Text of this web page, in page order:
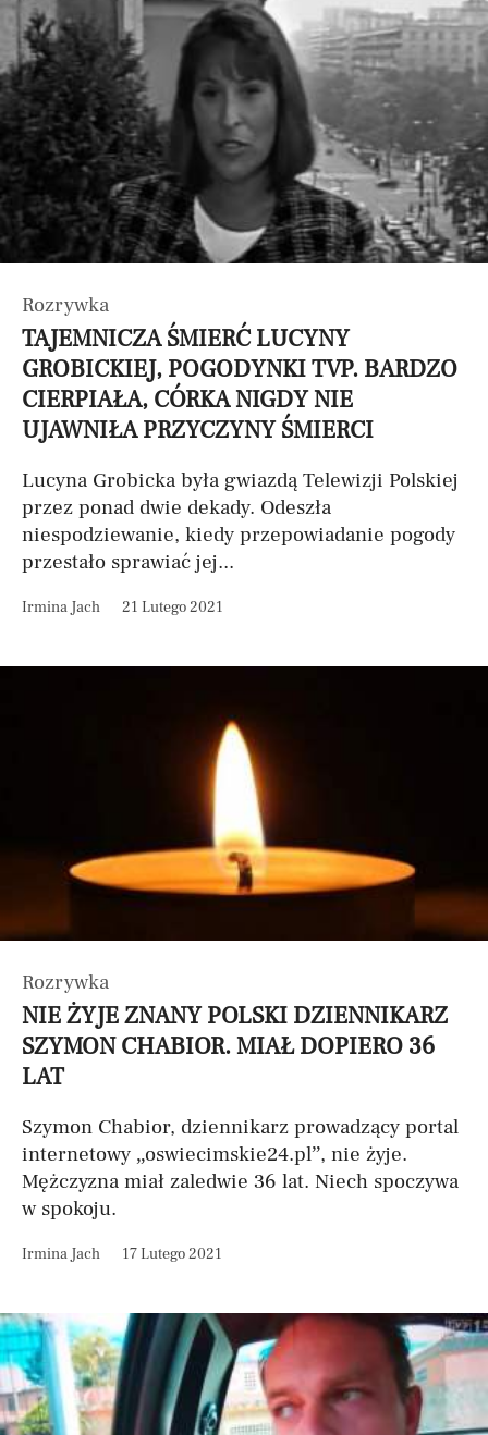
Rozrywka
TAJEMNICZA ŚMIERĆ LUCYNY
GROBICKIEJ, POGODYNKI TVP. BARDZO
CIERPIAŁA, CÓRKA NIGDY NIE
UJAWNIŁA PRZYCZYNY ŚMIERCI
Lucyna Grobicka była gwiazdą Telewizji Polskiej
przez ponad dwie dekady. Odeszła
niespodziewanie, kiedy przepowiadanie pogody
przestało sprawiać jej...
Irmina Jach 21 Lutego 2021
Rozrywka
NIE ŻYJE ZNANY POLSKI DZIENNIKARZ
SZYMON CHABIOR. MIAŁ DOPIERO 36
LAT
Szymon Chabior, dziennikarz prowadzący portal
internetowy „oswiecimskie24.pl”, nie żyje.
Mężczyzna miał zaledwie 36 lat. Niech spoczywa
w spokoju.
Irmina Jach 17 Lutego 2021